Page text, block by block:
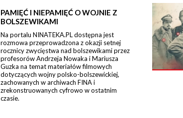
PAMIĘĆ I NIEPAMIĘĆ O WOJNIE Z
BOLSZEWIKAMI
Na portalu NINATEKA.PL dostępna jest
rozmowa przeprowadzona z okazji setnej
rocznicy zwycięstwa nad bolszewikami przez
profesorów Andrzeja Nowaka i Mariusza
Guzka na temat materiałów filmowych
dotyczących wojny polsko-bolszewickiej,
zachowanych w archiwach FINA i
zrekonstruowanych cyfrowo w ostatnim
czasie.